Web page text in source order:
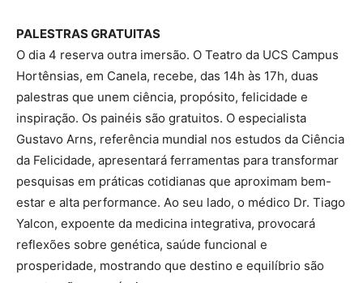
PALESTRAS GRATUITAS
O dia 4 reserva outra imersão. O Teatro da UCS Campus
Hortênsias, em Canela, recebe, das 14h às 17h, duas
palestras que unem ciência, propósito, felicidade e
inspiração. Os painéis são gratuitos. O especialista
Gustavo Arns, referência mundial nos estudos da Ciência
da Felicidade, apresentará ferramentas para transformar
pesquisas em práticas cotidianas que aproximam bem-
estar e alta performance. Ao seu lado, o médico Dr. Tiago
Yalcon, expoente da medicina integrativa, provocará
reflexões sobre genética, saúde funcional e
prosperidade, mostrando que destino e equilíbrio são